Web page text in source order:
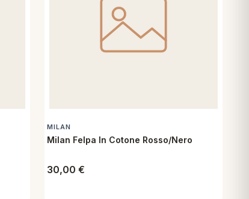
MILAN
Milan Felpa In Cotone Rosso/Nero
30,00 €